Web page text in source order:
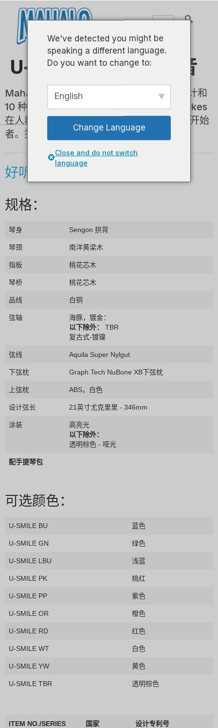
U-Smile系列 - 女高音
Mahalo U-Smile 系列凭借其独特的笑脸设计和
10 种鲜艳的色彩，是每个人的最爱。这些 ukes
在人群中脱颖而出，使它们成为有趣的对话开始
者。笑脸会让您的朋友一起欢笑和玩耍。
好听的尤克里里让人充满欢笑!
规格：
琴身 Sengon 拱背
琴颈 南洋黄梁木
指板 桃花芯木
琴桥 桃花芯木
品线 白铜
弦轴
海豚，镀金：
以下除外：
TBR
复古式-镀镍
弦线 Aquila Super Nylgut
下弦枕 Graph Tech NuBone XB下弦枕
上弦枕 ABS，白色
设计弦长 21英寸尤克里里 - 346mm
涂装
高亮光
以下除外：
透明棕色 - 哑光
配手提琴包
可选颜色：
U-SMILE BU 蓝色
U-SMILE GN 绿色
U-SMILE LBU 浅蓝
U-SMILE PK 桃红
U-SMILE PP 紫色
U-SMILE OR 橙色
U-SMILE RD 红色
U-SMILE WT 白色
U-SMILE YW 黄色
U-SMILE TBR 透明棕色
ITEM NO./SERIES
国家
设计专利号
We've detected you might be
speaking a different language.
Do you want to change to:
English
Change Language
Close and do not switch
language